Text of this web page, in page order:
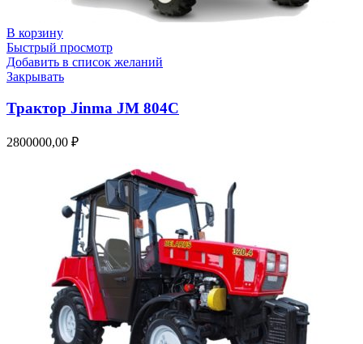
В корзину
Быстрый просмотр
Добавить в список желаний
Закрывать
Трактор Jinma JM 804C
2800000,00 ₽